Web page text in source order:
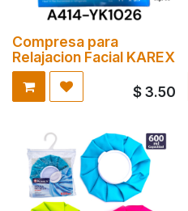
Compresa para
Relajacion Facial KAREX
$3.50